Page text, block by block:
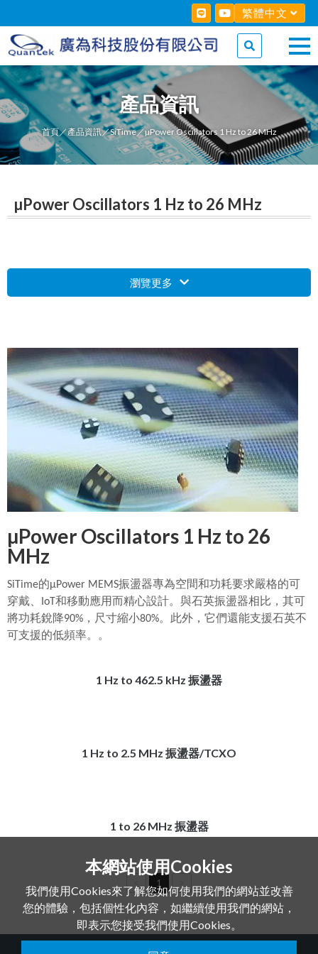
繁體中文
產品資訊
首頁／ 產品資訊／SiTime／µPower Oscillators 1 Hz to 26 MHz
µPower Oscillators 1 Hz to 26 MHz
瀏覽更多
µPower Oscillators 1 Hz to 26
MHz
SiTime的µPower MEMS振盪器專為空間和功耗要求嚴格的可
穿戴、
IoT 和移動應用而精心設計。與石英振盪器相比，其可
將功耗銳降90% ，尺寸縮小80%。此外，它們還能支援石英不
可支援的低頻率。。
1 Hz to 462.5 kHz 振盪器
1 Hz to 2.5 MHz 振盪器/TCXO
1 to 26 MHz 振盪器
1
本網站使用Cookies
我們使用Cookies來了解您如何使用我們的網站並改善
您的體驗，包括個性化內容，如繼續使用我們的網站，
即表示您接受我們使用Cookies。